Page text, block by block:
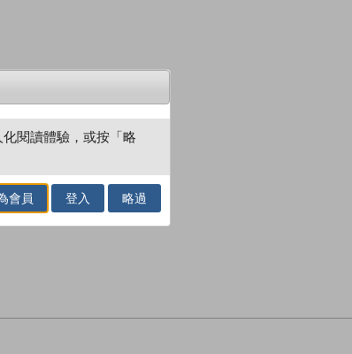
閱讀體驗，或按「略
會員 登入 略過